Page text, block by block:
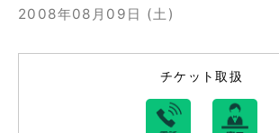
2008年08月09日 (土)
チケット取扱